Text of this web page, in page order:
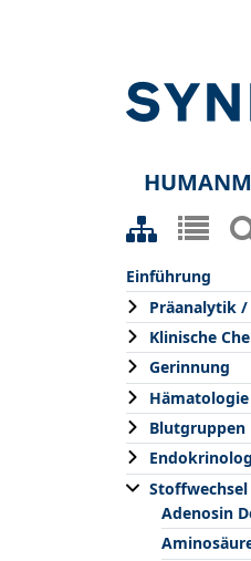
Einführung
Präanalytik
Klinische
Gerinnung
Hämatologie
Blutgruppen
Stoffwechsel
Adenosin